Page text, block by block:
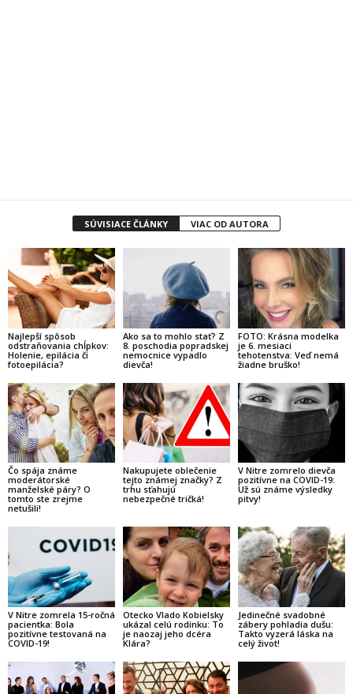
SÚVISIACE ČLÁNKY VIAC OD AUTORA
Najlepší spôsob
odstraňovania chĺpkov:
Holenie, epilácia či
fotoepilácia?
Ako sa to mohlo stať? Z
8. poschodia popradskej
nemocnice vypadlo
dievča!
FOTO: Krásna modelka
je 6. mesiaci
tehotenstva: Veď nemá
žiadne bruško!
Čo spája známe
moderátorské
manželské páry? O
tomto ste zrejme
netušili!
Nakupujete oblečenie
tejto známej značky? Z
trhu sťahujú
nebezpečné tričká!
V Nitre zomrelo dievča
pozitívne na COVID-19:
Už sú známe výsledky
pitvy!
V Nitre zomrela 15-ročná
pacientka: Bola
pozitívne testovaná na
COVID-19!
Otecko Vlado Kobielsky
ukázal celú rodinku: To
je naozaj jeho dcéra
Klára?
Jedinečné svadobné
zábery pohladia dušu:
Takto vyzerá láska na
celý život!